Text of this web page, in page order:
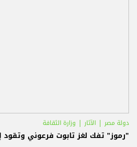
دولة مصر الآثار وزارة الثقافة
"رموز" تفك لغز تابوت فرعوني